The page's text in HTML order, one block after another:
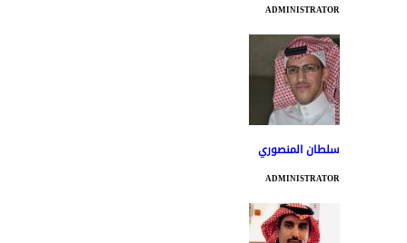
ADMINISTRATOR
سلطان المنصوري
ADMINISTRATOR